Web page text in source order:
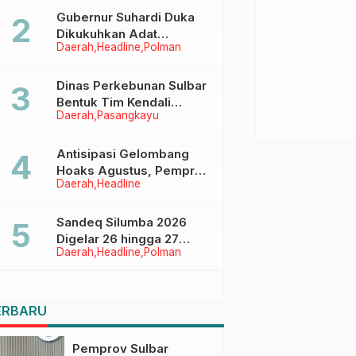
Menggapai Cita-Cita
Daerah Headline Polman
Gubernur Suhardi Duka
Dikukuhkan Adat
Balanipa, Raih Gelar Sulo
Daerah Pasangkayu
Dinas Perkebunan Sulbar
Bentuk Tim Kendali
Internal ICS untuk Dukung
di Pasangkayu
Daerah Headline
Antisipasi Gelombang
Hoaks Agustus, Pemprov
Sulbar Ajak Warga Jaga
Daerah Headline Polman
Sandeq Silumba 2026
Digelar 26 hingga 27
September, Rangkaian
Pemprov Sulbar